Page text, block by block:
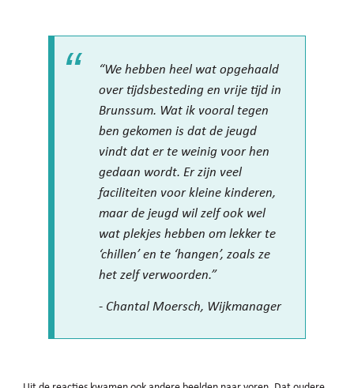
“We hebben heel wat opgehaald
over tijdsbesteding en vrije tijd in
Brunssum. Wat ik vooral tegen
ben gekomen is dat de jeugd
vindt dat er te weinig voor hen
gedaan wordt. Er zijn veel
faciliteiten voor kleine kinderen,
maar de jeugd wil zelf ook wel
wat plekjes hebben om lekker te
‘chillen’ en te ‘hangen’, zoals ze
het zelf verwoorden.”
- Chantal Moersch, Wijkmanager